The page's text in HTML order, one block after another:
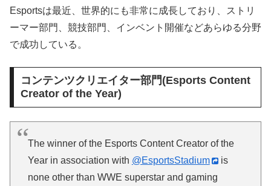
Esportsは最近、世界的にも非常に成長しており、ストリ
ーマー部門、競技部門、インベント開催などあらゆる分野
で成功している。
コンテンツクリエイター部門(Esports Content
Creator of the Year)
The winner of the Esports Content Creator of the
Year in association with @EsportsStadium
is
none other than WWE superstar and gaming